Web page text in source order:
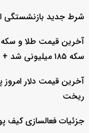
شرط جدید بازنشستگی
سکه ۱۸۵ میلیونی شد + جدول
ریخت
جزئیات فعالسازی کیف